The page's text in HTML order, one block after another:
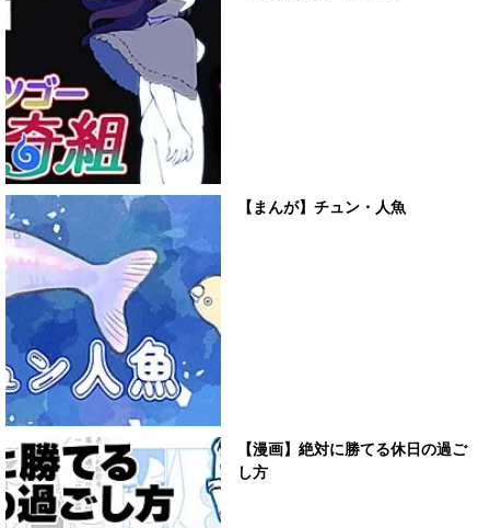
【まんが】チュン・人魚
【漫画】絶対に勝てる休日の過ご
し方